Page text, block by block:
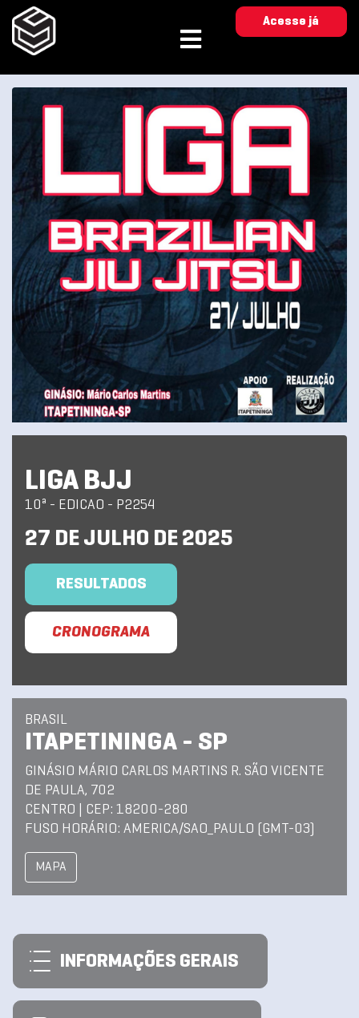
Acesse já
LIGA BJJ
10ª - EDICAO - P2254
27 DE JULHO DE 2025
RESULTADOS
CRONOGRAMA
BRASIL
ITAPETININGA - SP
GINÁSIO MÁRIO CARLOS MARTINS R. SÃO VICENTE
DE PAULA, 702
CENTRO | CEP: 18200-280
FUSO HORÁRIO: AMERICA/SAO_PAULO (GMT-03)
MAPA
INFORMAÇÕES GERAIS